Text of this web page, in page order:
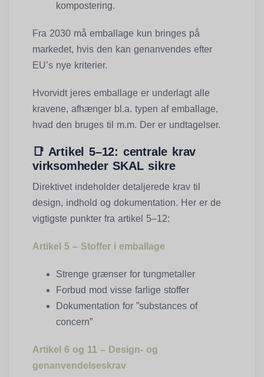
kompostering.
Fra 2030 må emballage kun bringes på
markedet, hvis den kan genanvendes efter
EU’s nye kriterier.
Hvorvidt jeres emballage er underlagt alle
kravene, afhænger bl.a. typen af emballage,
hvad den bruges til m.m. Der er undtagelser.
📑 Artikel 5–12: centrale krav
virksomheder SKAL sikre
Direktivet indeholder detaljerede krav til
design, indhold og dokumentation. Her er de
vigtigste punkter fra artikel 5–12:
Artikel 5 – Stoffer i emballage
Strenge grænser for tungmetaller
Forbud mod visse farlige stoffer
Dokumentation for ”substances of
concern”
Artikel 6 og 11 – Design- og
genanvendelseskrav